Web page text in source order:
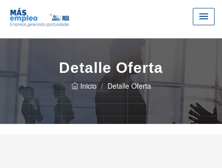
Detalle Oferta
Inicio Detalle Oferta